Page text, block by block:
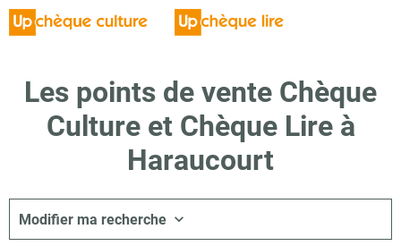
Les points de vente Chèque
Culture et Chèque Lire à
Haraucourt
Modifier ma recherche